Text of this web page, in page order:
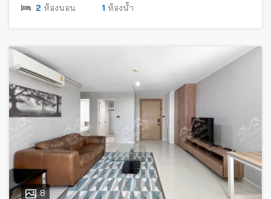
2 ห้องนอน 1 ห้องน้ำ
8